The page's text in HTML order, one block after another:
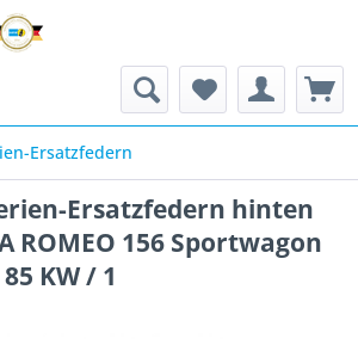
Ersatzfedern
Ersatzfedern hinten
ROMEO 156 Sportwagon
KW / 1